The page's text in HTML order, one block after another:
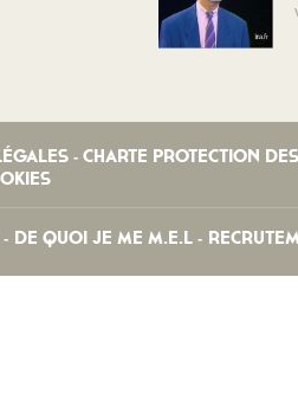
- CHARTE PROTECTION DES
- DE QUOI JE ME M.E.L -